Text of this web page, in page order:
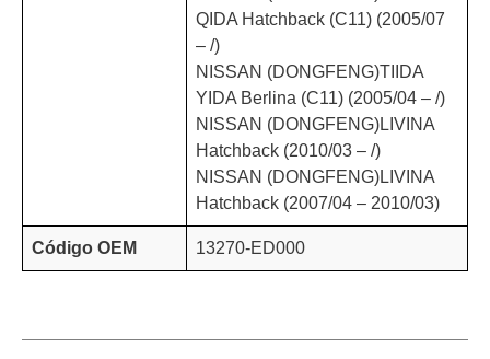
QIDA Hatchback (C11) (2005/07
– /)
NISSAN (DONGFENG)TIIDA
YIDA Berlina (C11) (2005/04 – /)
NISSAN (DONGFENG)LIVINA
Hatchback (2010/03 – /)
NISSAN (DONGFENG)LIVINA
Hatchback (2007/04 – 2010/03)
Código OEM 13270-ED000